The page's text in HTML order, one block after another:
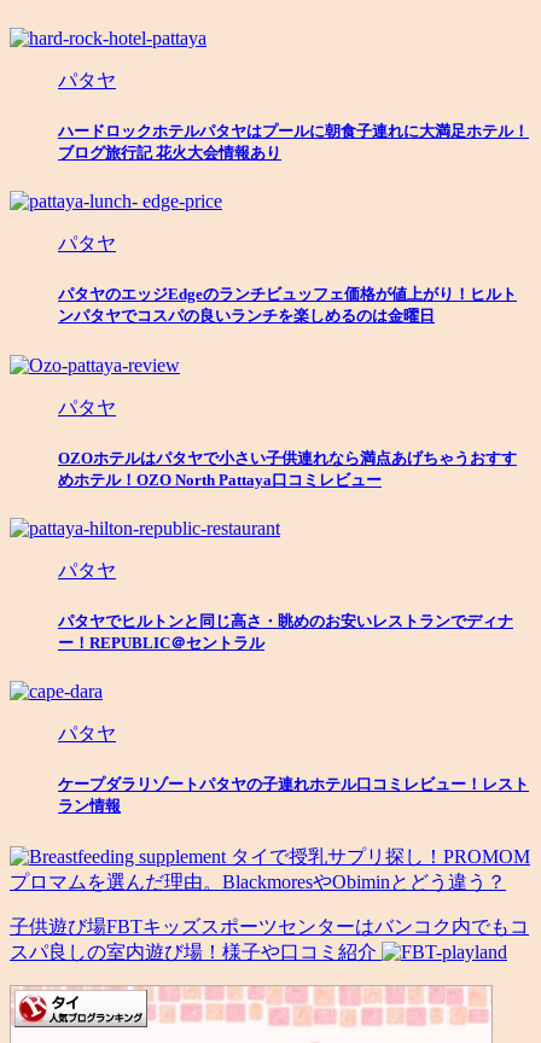
パタヤ
ハードロックホテルパタヤはプールに朝食子連れに大満足ホテル！
ブログ旅行記 花火大会情報あり
パタヤ
パタヤのエッジEdgeのランチビュッフェ価格が値上がり！ヒルト
ンパタヤでコスパの良いランチを楽しめるのは金曜日
パタヤ
OZOホテルはパタヤで小さい子供連れなら満点あげちゃうおすす
めホテル！OZO North Pattaya口コミレビュー
パタヤ
パタヤでヒルトンと同じ高さ・眺めのお安いレストランでディナ
ー！REPUBLIC＠セントラル
パタヤ
ケープダラリゾートパタヤの子連れホテル口コミレビュー！レスト
ラン情報
タイで授乳サプリ探し！PROMOM
プロマムを選んだ理由。BlackmoresやObiminとどう違う？
子供遊び場FBTキッズスポーツセンターはバンコク内でもコ
スパ良しの室内遊び場！様子や口コミ紹介